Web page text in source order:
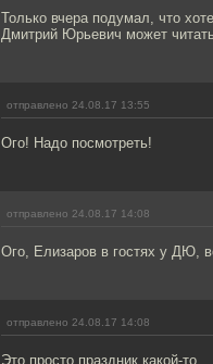
Только вчера подумал, что
Дмитрий Юрьевич может
отправлено 24.08.17 13:55
Ого! Надо посмотреть!
отправлено 24.08.17 14:08
Ого, Елизаров в гостях у ДЮ,
отправлено 24.08.17 14:08
Это просто праздник какой-то.